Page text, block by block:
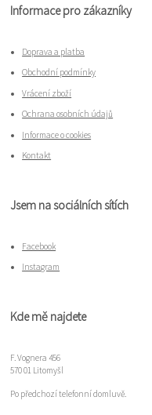
Informace pro zákazníky
Doprava a platba
Obchodní podmínky
Vrácení zboží
Ochrana osobních údajů
Informace o cookies
Kontakt
Jsem na sociálních sítích
Facebook
Instagram
Kde mě najdete
F. Vognera 456
570 01 Litomyšl
Po předchozí telefonní domluvě.